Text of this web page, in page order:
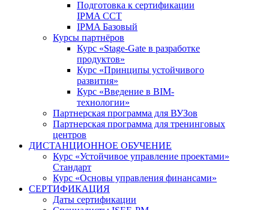
Подготовка к сертификации
IPMA CCT
IPMA Базовый
Курсы партнёров
Курс «Stage-Gate в разработке
продуктов»
Курс «Принципы устойчивого
развития»
Курс «Введение в BIM-
технологии»
Партнерская программа для ВУЗов
Партнерская программа для тренинговых
центров
ДИСТАНЦИОННОЕ ОБУЧЕНИЕ
Курс «Устойчивое управление проектами»
Стандарт
Курс «Основы управления финансами»
СЕРТИФИКАЦИЯ
Даты сертификации